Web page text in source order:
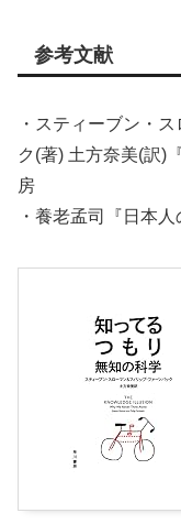
参考文献
・スティーブン・
ク(著) 土方奈美(訳)
房
・養老孟司『日本